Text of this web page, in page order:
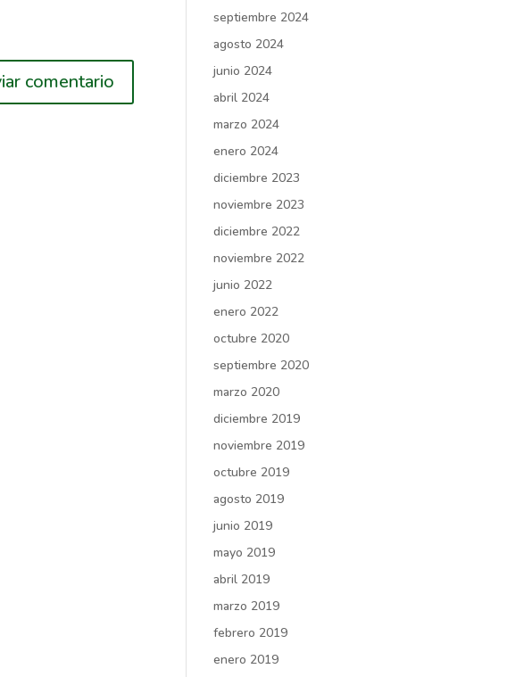
septiembre 2024
agosto 2024
junio 2024
abril 2024
marzo 2024
enero 2024
diciembre 2023
noviembre 2023
diciembre 2022
noviembre 2022
junio 2022
enero 2022
octubre 2020
septiembre 2020
marzo 2020
diciembre 2019
noviembre 2019
octubre 2019
agosto 2019
junio 2019
mayo 2019
abril 2019
marzo 2019
febrero 2019
enero 2019